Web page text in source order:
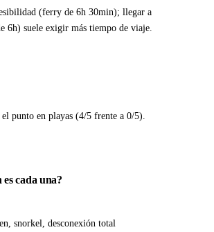
(ferry de 6h 30min); llegar a
6h) suele exigir más tiempo de viaje.
punto en playas (4/5 frente a 0/5).
cada una?
snorkel, desconexión total